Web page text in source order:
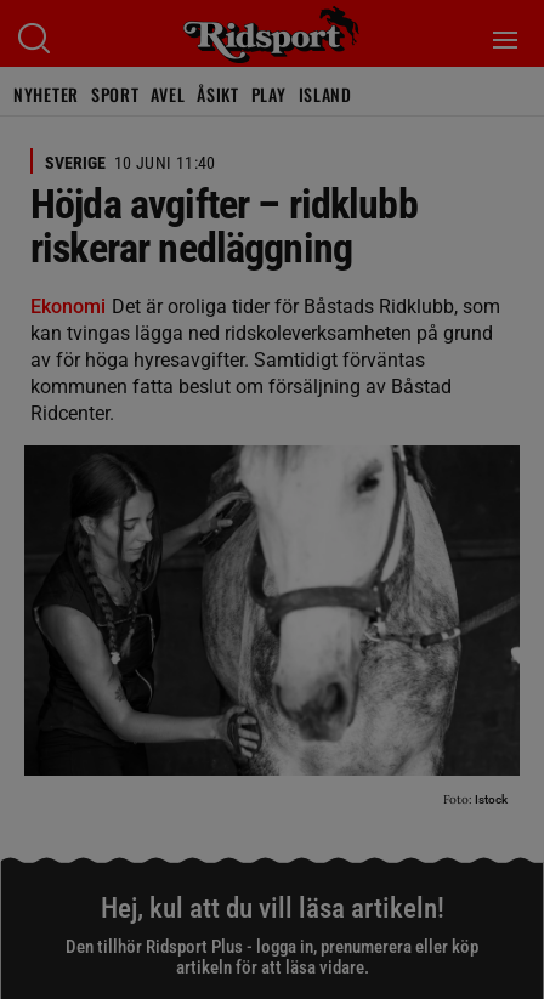
NYHETER SPORT AVEL ÅSIKT PLAY ISLAND
SVERIGE 10 JUNI 11:40
Höjda avgifter – ridklubb
riskerar nedläggning
Ekonomi Det är oroliga tider för Båstads Ridklubb, som
kan tvingas lägga ned ridskoleverksamheten på grund
av för höga hyresavgifter. Samtidigt förväntas
kommunen fatta beslut om försäljning av Båstad
Ridcenter.
Foto: Istock
Hej, kul att du vill läsa artikeln!
Den tillhör Ridsport Plus - logga in, prenumerera eller köp
artikeln för att läsa vidare.